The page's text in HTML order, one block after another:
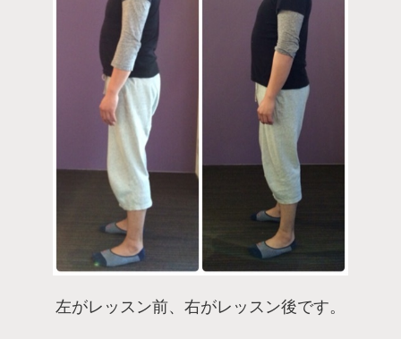
左がレッスン前、右がレッスン後です。